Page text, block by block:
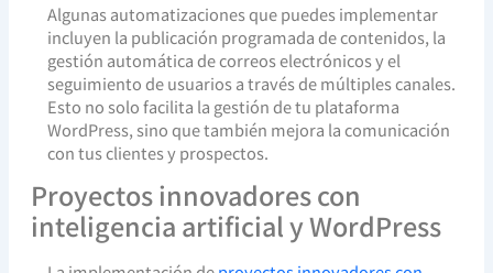
Algunas automatizaciones que puedes implementar
incluyen la publicación programada de contenidos, la
gestión automática de correos electrónicos y el
seguimiento de usuarios a través de múltiples canales.
Esto no solo facilita la gestión de tu plataforma
WordPress, sino que también mejora la comunicación
con tus clientes y prospectos.
Proyectos innovadores con
inteligencia artificial y WordPress